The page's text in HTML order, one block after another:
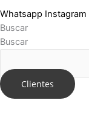
Whatsapp Instagram
Buscar
Buscar
Clientes